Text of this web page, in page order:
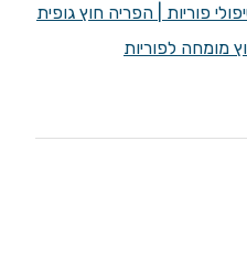
פוריות
הפריה חוץ גופית
מומחה לפוריות